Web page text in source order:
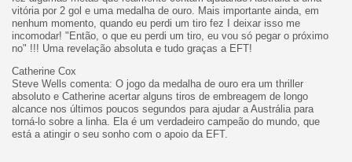
vitória por 2 gol e uma medalha de ouro. Mais importante ainda, em
nenhum momento, quando eu perdi um tiro fez I deixar isso me
incomodar! "Então, o que eu perdi um tiro, eu vou só pegar o próximo
no" !!! Uma revelação absoluta e tudo graças a EFT!
Catherine Cox
Steve Wells comenta: O jogo da medalha de ouro era um thriller
absoluto e Catherine acertar alguns tiros de embreagem de longo
alcance nos últimos poucos segundos para ajudar a Austrália para
torná-lo sobre a linha. Ela é um verdadeiro campeão do mundo, que
está a atingir o seu sonho com o apoio da EFT.